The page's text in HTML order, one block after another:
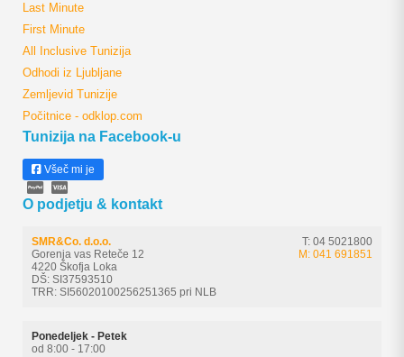
Last Minute
First Minute
All Inclusive Tunizija
Odhodi iz Ljubljane
Zemljevid Tunizije
Počitnice - odklop.com
Tunizija na Facebook-u
Všeč mi je
O podjetju & kontakt
SMR&Co. d.o.o.
Gorenja vas Reteče 12
4220 Škofja Loka
DŠ: SI37593510
TRR: SI56020100256251365 pri NLB
T: 04 5021800
M: 041 691851
Ponedeljek - Petek
od 8:00 - 17:00